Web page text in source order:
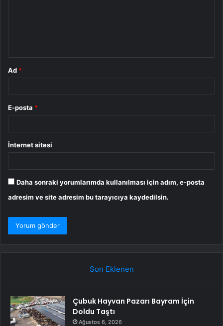
Ad *
E-posta *
İnternet sitesi
Daha sonraki yorumlarımda kullanılması için adım, e-posta
adresim ve site adresim bu tarayıcıya kaydedilsin.
Son Eklenen
Çubuk Hayvan Pazarı Bayram İçin
Doldu Taştı
Ağustos 6, 2026